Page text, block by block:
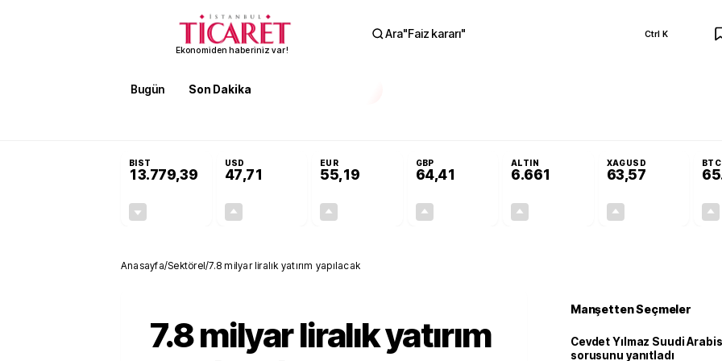
Ekonomiden haberiniz var!
Ara"Faiz kararı" Ctrl K
Bugün Son Dakika
BIST
13.779,39
USD
47,71
EUR
55,19
GBP
64,41
ALTIN
6.661
XAGUSD
63,57
BTC
Anasayfa/Sektörel/7.8 milyar liralık yatırım yapılacak
7.8 milyar liralık yatırım
Manşetten Seçmeler
Cevdet Yılmaz Suudi
sorusunu yanıtladı